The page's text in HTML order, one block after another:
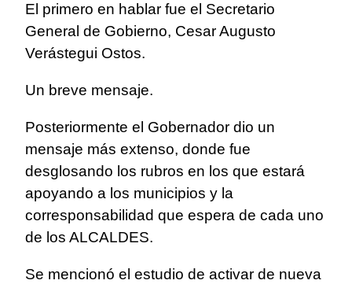
El primero en hablar fue el Secretario
General de Gobierno, Cesar Augusto
Verástegui Ostos.
Un breve mensaje.
Posteriormente el Gobernador dio un
mensaje más extenso, donde fue
desglosando los rubros en los que estará
apoyando a los municipios y la
corresponsabilidad que espera de cada uno
de los ALCALDES.
Se mencionó el estudio de activar de nueva